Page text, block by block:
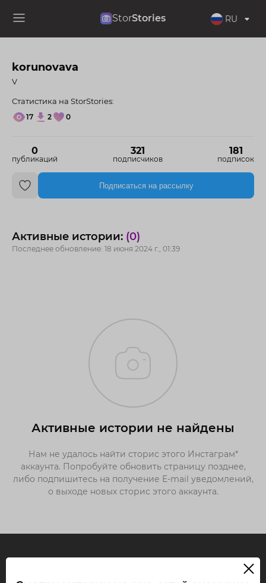
StorStories RU
korunovava
0
публикаций
321
подписчиков
181
подписок
V
Статистика на StorStories:
17 2 0
Подписаться на рассылку
Активные истории: (0)
Последнее обновление: 18 июня 2024 г., 01:39
Активные истории не найдены
Нам не удалось найти сторис этого Инстаграм*
аккаунта. Попробуйте обновить страницу позднее,
либо подпишитесь на получение E-mail уведомлений,
о выходе новых сторис этого аккаунта.